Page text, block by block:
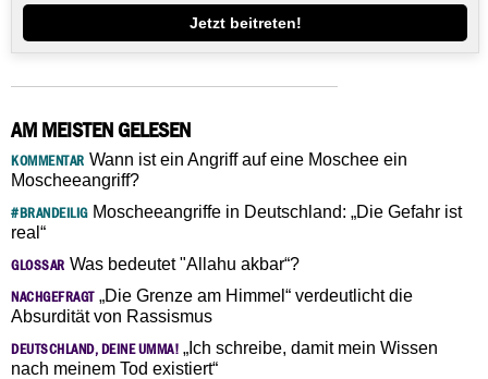
Jetzt beitreten!
AM MEISTEN GELESEN
KOMMENTAR Wann ist ein Angriff auf eine Moschee ein
Moscheeangriff?
#BRANDEILIGMoscheeangriffe in Deutschland: „Die Gefahr ist
real“
GLOSSAR Was bedeutet "Allahu akbar“?
NACHGEFRAGT„Die Grenze am Himmel“ verdeutlicht die
Absurdität von Rassismus
DEUTSCHLAND, DEINE UMMA! „Ich schreibe, damit mein Wissen
nach meinem Tod existiert“